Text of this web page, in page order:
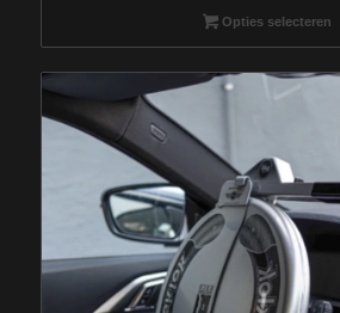
Opties selecteren